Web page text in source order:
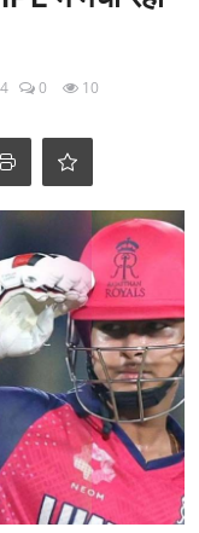
0 10